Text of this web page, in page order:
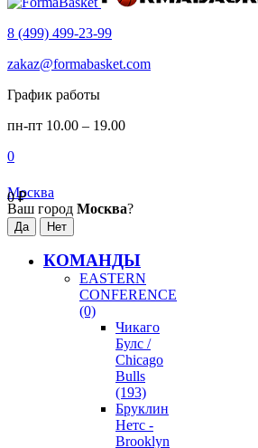
8 (499) 499-23-99
zakaz@formabasket.com
График работы
пн-пт 10.00 – 19.00
0
0₽
Москва
Ваш город Москва?
КОМАНДЫ
EASTERN
CONFERENCE
(0)
Чикаго
Булс /
Chicago
Bulls
(193)
Бруклин
Нетс -
Brooklyn